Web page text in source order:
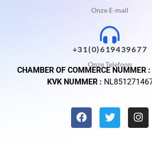
Onze E-mail
+31(0)619439677
Onze Telefoon
CHAMBER OF COMMERCE NUMMER :
KVK NUMMER :